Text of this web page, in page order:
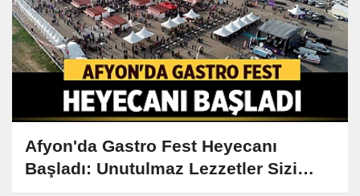
Afyon'da Gastro Fest Heyecanı
Başladı: Unutulmaz Lezzetler Sizi
Bekliyor!